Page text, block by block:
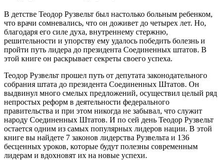
В детстве Теодор Рузвельт был настолько больным ребенком,
что врачи сомневались, что он доживет до четырех лет. Но,
благодаря его силе духа, внутреннему стержню,
решительности и упорству ему удалось победить болезнь и
пройти путь лидера до президента Соединенных штатов. В
этой книге он раскрывает секреты своего успеха.
Теодор Рузвельт прошел путь от депутата законодательного
собрания штата до президента Соединенных Штатов. Он
выдвинул много смелых предложений, осуществил целый ряд
непростых реформ в деятельности федерального
правительства и при этом никогда не забывал, что служит
народу Соединенных Штатов. И по сей день Теодор Рузвельт
остается одним из самых популярных лидеров нации. В этой
книге вы найдете 7 законов лидерства Рузвельта и 136
бесценных уроков, которые будут полезны современным
лидерам и вдохновят их на новые успехи.